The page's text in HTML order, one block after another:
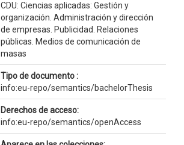
CDU: Ciencias aplicadas: Gestión y
organización. Administración y dirección
de empresas. Publicidad. Relaciones
públicas. Medios de comunicación de
masas
Tipo de documento :
info:eu-repo/semantics/bachelorThesis
Derechos de acceso:
info:eu-repo/semantics/openAccess